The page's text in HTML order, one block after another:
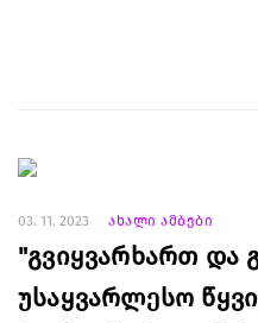
03. 11. 2023 ახალი ამბები
"გვიყვარხართ და
უსაყვარლესო